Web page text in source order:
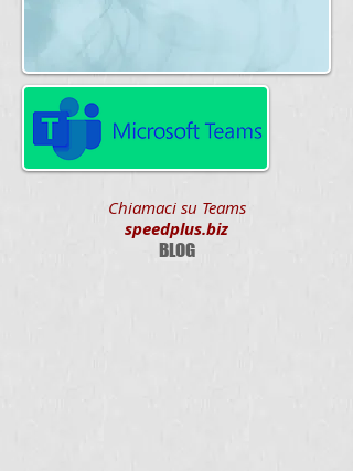
Chiamaci su Teams
speedplus.biz
BLOG